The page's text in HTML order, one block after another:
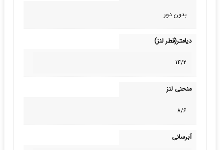
بدون دور
دیامتر(قطر لنز)
14/2
منحنی لنز
8/6
آبرسانی